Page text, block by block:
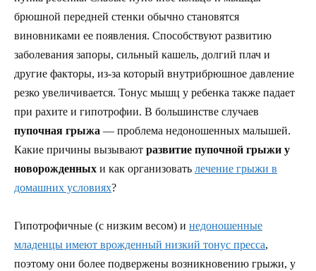
брюшной передней стенки обычно становятся
виновниками ее появления. Способствуют развитию
заболевания запоры, сильный кашель, долгий плач и
другие факторы, из-за который внутрибрюшное давление
резко увеличивается. Тонус мышц у ребенка также падает
при рахите и гипотрофии. В большинстве случаев
пупочная грыжа — проблема недоношенных малышей.
Какие причины вызывают развитие пупочной грыжи у
новорожденных и как организовать лечение грыжи в
домашних условиях?
Гипотрофичные (с низким весом) и недоношенные
младенцы имеют врожденный низкий тонус пресса,
поэтому они более подвержены возникновению грыжи, у